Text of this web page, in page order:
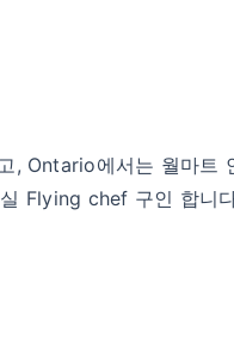
, Ontario에서는 월마트
Flying chef 구인 합니